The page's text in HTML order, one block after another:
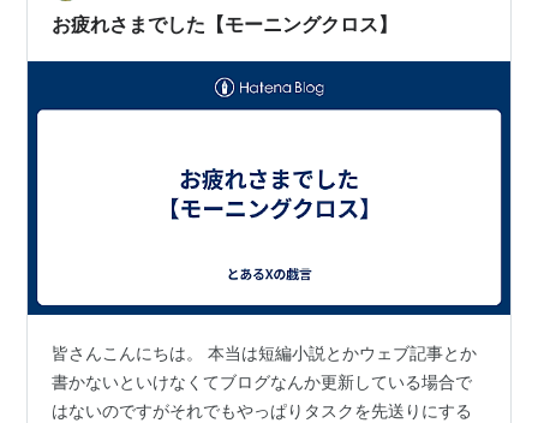
したい。そんな優しさが感じられる表現が随所に感じ…
お疲れさまでした【モーニングクロス】
皆さんこんにちは。 本当は短編小説とかウェブ記事とか
書かないといけなくてブログなんか更新している場合で
はないのですがそれでもやっぱりタスクを先送りにする